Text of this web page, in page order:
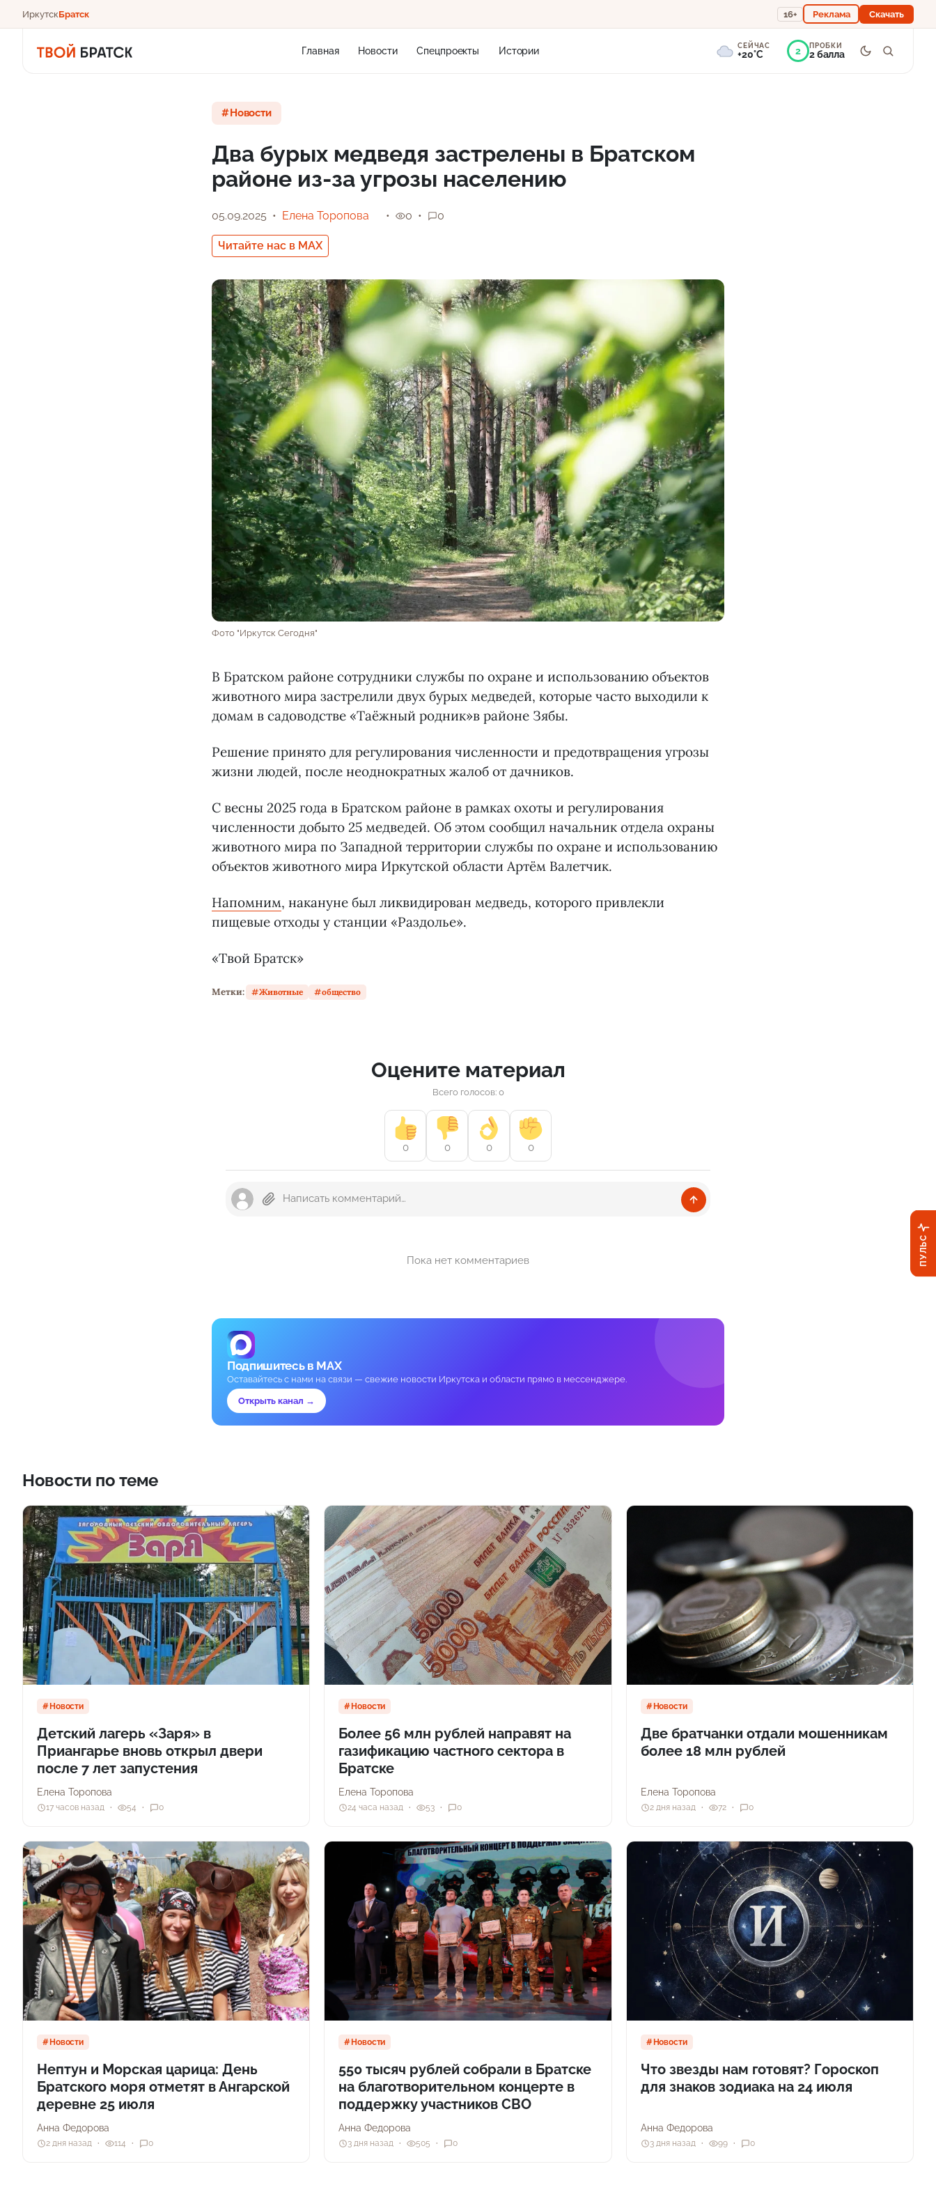
ИркутскБратск 16+ Реклама Скачать
Главная Новости Спецпроекты Истории СЕЙЧАС
+20°C
+20°
6 м/с
2 ПРОБКИ
2 балла
Новости
Два бурых медведя застрелены в Братском
районе из-за угрозы населению
05.09.2025 Елена Торопова
Читайте нас в MAX
0 0
Фото "Иркутск Сегодня"
В Братском районе сотрудники службы по охране и использованию объектов
животного мира застрелили двух бурых медведей, которые часто выходили к
домам в садоводстве «Таёжный родник»в районе Зябы.
Решение принято для регулирования численности и предотвращения угрозы
жизни людей, после неоднократных жалоб от дачников.
С весны 2025 года в Братском районе в рамках охоты и регулирования
численности добыто 25 медведей. Об этом сообщил начальник отдела охраны
животного мира по Западной территории службы по охране и использованию
объектов животного мира Иркутской области Артём Валетчик.
Напомним, накануне был ликвидирован медведь, которого привлекли
пищевые отходы у станции «Раздолье».
«Твой Братск»
Метки: Животные общество
Оцените материал
Всего голосов: 0
0 0 0 0
Пока нет комментариев
Подпишитесь в MAX
Оставайтесь с нами на связи — свежие новости Иркутска и области прямо в мессенджере.
Открыть канал →
Новости по теме
Новости
Детский лагерь «Заря» в
Приангарье вновь открыл двери
после 7 лет запустения
Елена Торопова
17 часов назад 54 0
Новости
Более 56 млн рублей направят на
газификацию частного сектора в
Братске
Елена Торопова
24 часа назад 53 0
Новости
Две братчанки отдали мошенникам
более 18 млн рублей
Елена Торопова
2 дня назад 72 0
Новости
Нептун и Морская царица: День
Братского моря отметят в Ангарской
деревне 25 июля
Анна Федорова
2 дня назад 114 0
Новости
550 тысяч рублей собрали в Братске
на благотворительном концерте в
поддержку участников СВО
Анна Федорова
3 дня назад 505 0
Новости
Что звезды нам готовят? Гороскоп
для знаков зодиака на 24 июля
Анна Федорова
3 дня назад 99 0
ПУЛЬС